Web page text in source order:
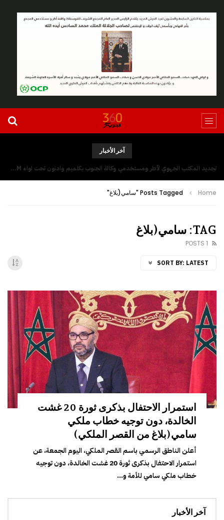
آخر الأخبار
تجديد المكتب الجهوي لأطر ومستخدمي وكالة الجنوب بكلميم وادنون تحت لواء UGTM
Home Posts Tagged "سامي(بلاغ"
TAG: سامي(بلاغ
1 POSTS
SORT BY: LATEST
استمرار الاحتفال بذكرى ثورة 20 غشت
الخالدة، دون توجيه خطاب ملكي
سامي(بلاغ من القصر الملكي)
أعلن الناطق الرسمي باسم القصر الملكي، اليوم الجمعة، عن
استمرار الاحتفال بذكرى ثورة 20 غشت الخالدة، دون توجيه
خطاب ملكي سامي للأمة و...
آخر الأخبار